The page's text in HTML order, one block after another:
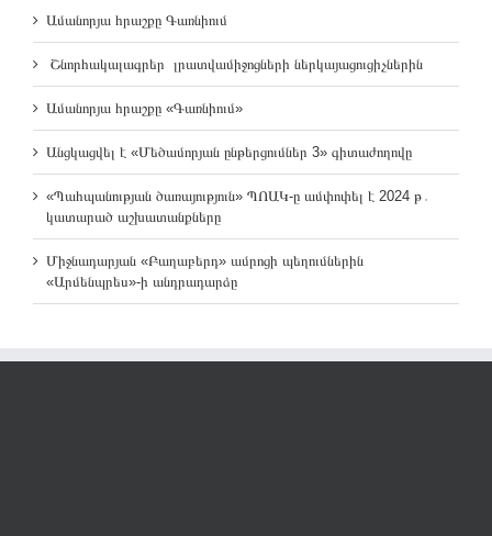
Ամանորյա հրաշքը Գառնիում
Շնորհակալագրեր լրատվամիջոցների ներկայացուցիչներին
Ամանորյա հրաշքը «Գառնիում»
Անցկացվել է «Մեծամորյան ընթերցումներ 3» գիտաժողովը
«Պահպանության ծառայություն» ՊՈԱԿ-ը ամփոփել է 2024 թ․
կատարած աշխատանքները
Միջնադարյան «Բաղաբերդ» ամրոցի պեղումներին
«Արմենպրես»-ի անդրադարձը